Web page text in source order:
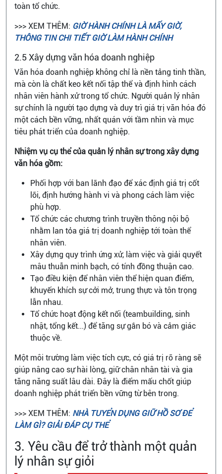
toàn tổ chức.
>>> XEM THÊM: GIỜ HÀNH CHÍNH LÀ MẤY GIỜ,
THÔNG TIN CHI TIẾT GIỜ LÀM HÀNH CHÍNH
2.5 Xây dựng văn hóa doanh nghiệp
Văn hóa doanh nghiệp không chỉ là nền tảng tinh thần,
mà còn là chất keo kết nối tập thể và định hình cách
nhân viên hành xử trong tổ chức. Người quản lý nhân
sự chính là người tạo dựng và duy trì giá trị văn hóa đó
một cách bền vững, nhất quán với tầm nhìn và mục
tiêu phát triển của doanh nghiệp.
Nhiệm vụ cụ thể của quản lý nhân sự trong xây dựng
văn hóa gồm:
Phối hợp với ban lãnh đạo để xác định giá trị cốt
lõi, định hướng hành vi và phong cách làm việc
phù hợp.
Tổ chức các chương trình truyền thông nội bộ
nhằm lan tỏa giá trị doanh nghiệp tới toàn thể
nhân viên.
Xây dựng quy trình ứng xử, làm việc và giải quyết
mâu thuẫn minh bạch, có tính đồng thuận cao.
Tạo điều kiện để nhân viên thể hiện quan điểm,
khuyến khích sự cởi mở, trung thực và tôn trọng
lẫn nhau.
Tổ chức hoạt động kết nối (teambuilding, sinh
nhật, tổng kết...) để tăng sự gắn bó và cảm giác
thuộc về.
Một môi trường làm việc tích cực, có giá trị rõ ràng sẽ
giúp nâng cao sự hài lòng, giữ chân nhân tài và gia
tăng năng suất lâu dài. Đây là điểm mấu chốt giúp
doanh nghiệp phát triển bền vững từ bên trong.
>>> XEM THÊM: NHÀ TUYỂN DỤNG GIỮ HỒ SƠ ĐỂ
LÀM GÌ? GIẢI ĐÁP CỤ THỂ
3. Yêu cầu để trở thành một quản
lý nhân sự giỏi